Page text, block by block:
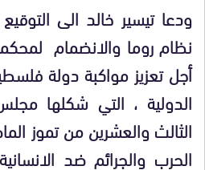
ودعا تيسير خالد الى
نظام روما والانضمام
أجل تعزيز مواكبة دولة
الدولية ، التي شكلها
الثالث والعشرين من تموز
الحرب والجرائم ضد